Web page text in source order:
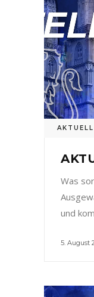
AKTUELL
Was
und
5. August